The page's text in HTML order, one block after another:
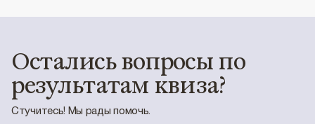
Остались вопросы по
результатам квиза?
Стучитесь! Мы рады помочь.